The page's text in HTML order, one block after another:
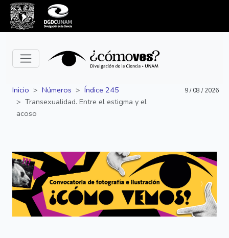
Inicio Números
Índice 245
Transexualidad. Entre el estigma y el
acoso
9 / 08 / 2026
Siguiente Anterior